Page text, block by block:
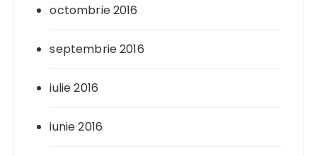
octombrie 2016
septembrie 2016
iulie 2016
iunie 2016